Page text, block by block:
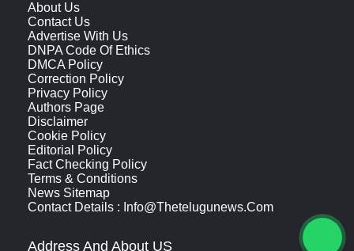
About Us
Contact Us
Advertise With Us
DNPA Code Of Ethics
DMCA Policy
Correction Policy
Privacy Policy
Authors Page
Disclaimer
Cookie Policy
Editorial Policy
Fact Checking Policy
Terms & Conditions
News Sitemap
Contact Details : Info@thetelugunews.com
Address And About US